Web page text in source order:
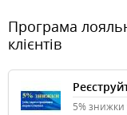
Програма
клієнтів
5% знижки